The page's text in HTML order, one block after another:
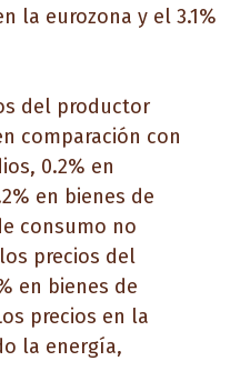
la eurozona y el 3.1%
del productor
comparación con
0.2% en
en bienes de
consumo no
precios del
en bienes de
precios en la
la energía,